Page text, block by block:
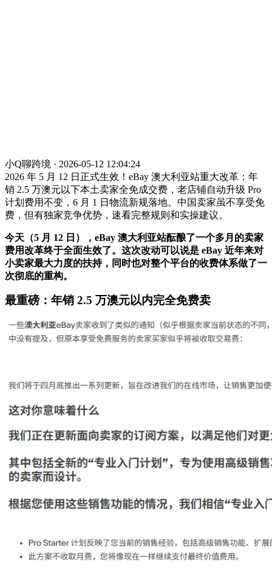
小Q聊跨境 · 2026-05-12 12:04:24
2026 年 5 月 12 日正式生效！eBay 澳大利亚站重大改革：年
销 2.5 万澳元以下本土卖家全免成交费，老店铺自动升级 Pro
计划费用不变，6 月 1 日物流新规落地。中国卖家虽不享受免
费，但有独家竞争优势，速看完整规则和实操建议。
今天（5 月 12 日），eBay 澳大利亚站酝酿了一个多月的卖家
费用改革终于全面生效了。这次改动可以说是 eBay 近年来对
小卖家最大力度的扶持，同时也对整个平台的收费体系做了一
次彻底的重构。
最重磅：年销 2.5 万澳元以内完全免费卖